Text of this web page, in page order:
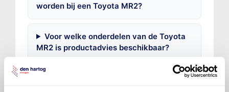
worden bij een Toyota MR2?
Voor welke onderdelen van de Toyota
MR2 is productadvies beschikbaar?